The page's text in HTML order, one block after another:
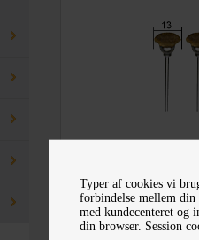
Typer af cookies vi
forbindelse mellem
med kundecenteret og
din browser. Session
PENSELFORM
46,50